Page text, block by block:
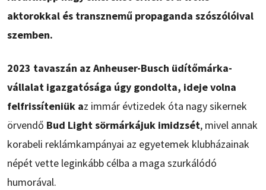
aktorokkal és transznemű propaganda szószólóival
szemben.
2023 tavaszán az Anheuser-Busch üdítőmárka-
vállalat igazgatósága úgy gondolta, ideje volna
felfrissíteniük az immár évtizedek óta nagy sikernek
örvendő Bud Light sörmárkájuk imidzsét, mivel annak
korabeli reklámkampányai az egyetemek klubházainak
népét vette leginkább célba a maga szurkálódó
humorával.